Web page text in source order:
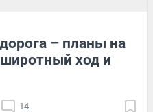
– планы на
ход и
14